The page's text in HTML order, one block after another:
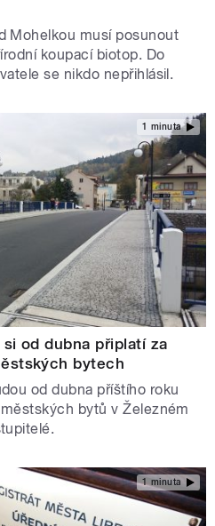
Mohelkou musí posunout
koupací biotop. Do
se nikdo nepřihlásil.
1 minuta
od dubna připlatí za
bytech
od dubna příštího roku
bytů v Železném
1 minuta